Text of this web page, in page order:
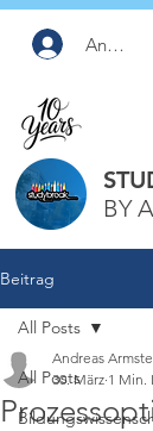
BY
Beitrag
All Posts
All Posts
Andreas
30. März 1 Min.